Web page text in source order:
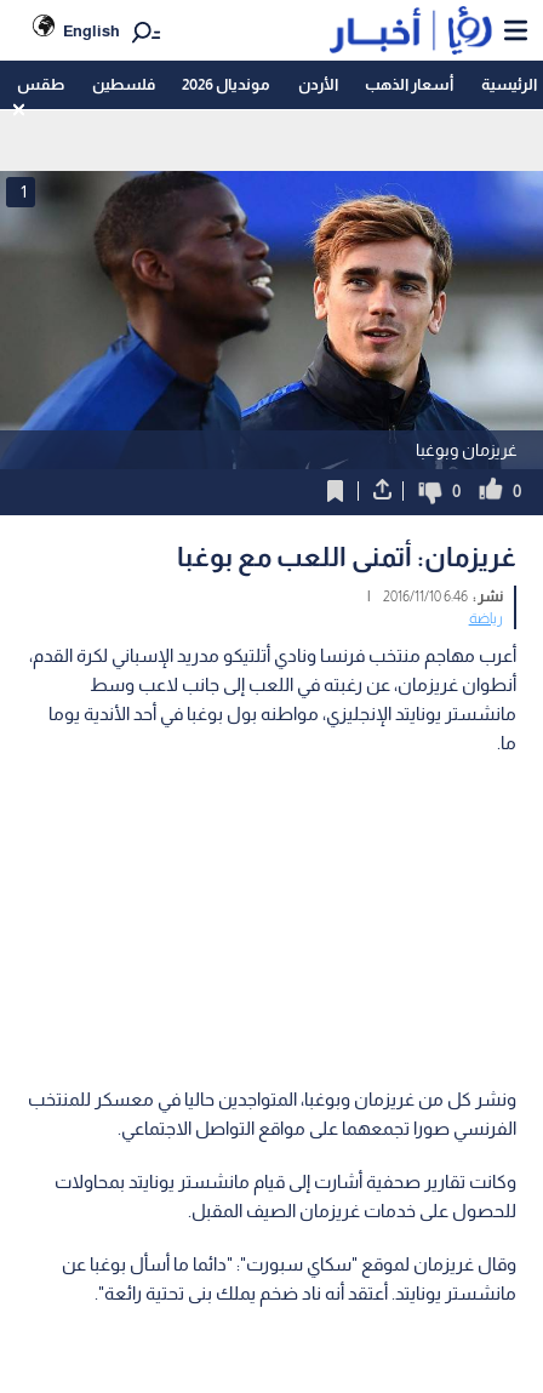
English
الرئيسية أسعار الذهب الأردن مونديال 2026 فلسطين طقس
غريزمان وبوغبا
1
0
0
غريزمان: أتمنى اللعب مع بوغبا
نشر :6:46 2016/11/10
|
رياضة
أعرب مهاجم منتخب فرنسا ونادي أتلتيكو مدريد الإسباني لكرة القدم،
أنطوان غريزمان، عن رغبته في اللعب إلى جانب لاعب وسط
مانشستر يونايتد الإنجليزي، مواطنه بول بوغبا في أحد الأندية يوما
ما.
ونشر كل من غريزمان وبوغبا، المتواجدين حاليا في معسكر للمنتخب
الفرنسي صورا تجمعهما على مواقع التواصل الاجتماعي.
وكانت تقارير صحفية أشارت إلى قيام مانشستر يونايتد بمحاولات
للحصول على خدمات غريزمان الصيف المقبل.
وقال غريزمان لموقع "سكاي سبورت": "دائما ما أسأل بوغبا عن
مانشستر يونايتد. أعتقد أنه ناد ضخم يملك بنى تحتية رائعة".